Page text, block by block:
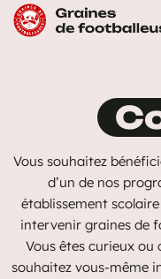
Vous souhaitez
d’un de nos
établissement
intervenir graines de
Vous êtes curieux ou
souhaitez vous-même